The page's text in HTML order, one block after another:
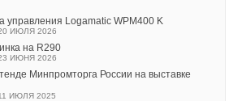
управления Logamatic WPM400 K
ИЮЛЯ 2026
на R290
ИЮНЯ 2026
Минпромторга России на выставке
ИЮЛЯ 2025